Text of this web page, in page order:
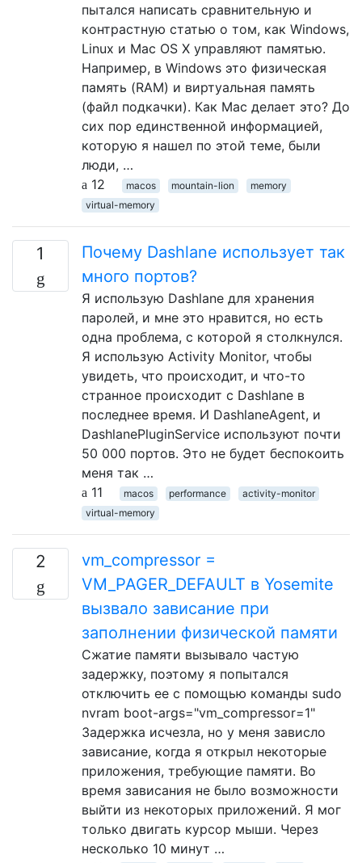
пытался написать сравнительную и
контрастную статью о том, как Windows,
Linux и Mac OS X управляют памятью.
Например, в Windows это физическая
память (RAM) и виртуальная память
(файл подкачки). Как Mac делает это? До
сих пор единственной информацией,
которую я нашел по этой теме, были
люди, …
12
macos mountain-lion
memory
virtual-memory
1
Почему Dashlane использует так
много портов?
Я использую Dashlane для хранения
паролей, и мне это нравится, но есть
одна проблема, с которой я столкнулся.
Я использую Activity Monitor, чтобы
увидеть, что происходит, и что-то
странное происходит с Dashlane в
последнее время. И DashlaneAgent, и
DashlanePluginService используют почти
50 000 портов. Это не будет беспокоить
меня так …
11
macos performance
activity-monitor
virtual-memory
2
vm_compressor =
VM_PAGER_DEFAULT в Yosemite
вызвало зависание при
заполнении физической памяти
Сжатие памяти вызывало частую
задержку, поэтому я попытался
отключить ее с помощью команды sudo
nvram boot-args="vm_compressor=1"
Задержка исчезла, но у меня зависло
зависание, когда я открыл некоторые
приложения, требующие памяти. Во
время зависания не было возможности
выйти из некоторых приложений. Я мог
только двигать курсор мыши. Через
несколько 10 минут …